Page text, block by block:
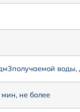
воды,
не более